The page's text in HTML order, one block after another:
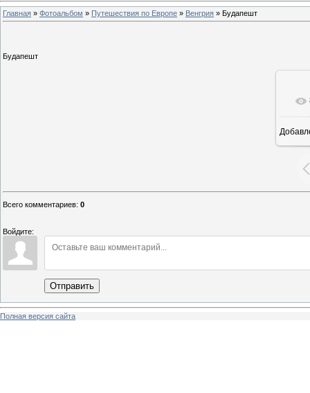
Главная » Фотоальбом » Путешествия по Европе » Венгрия » Будапешт
Будапешт
Всего комментариев: 0
Войдите:
Отправить
Полная версия сайта